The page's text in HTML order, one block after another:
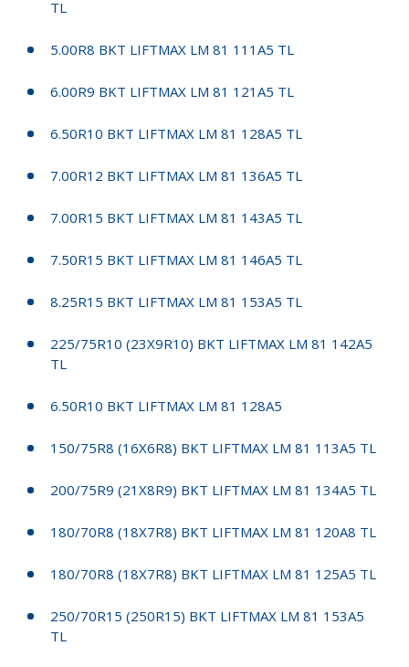
TL
5.00R8 BKT LIFTMAX LM 81 111A5 TL
6.00R9 BKT LIFTMAX LM 81 121A5 TL
6.50R10 BKT LIFTMAX LM 81 128A5 TL
7.00R12 BKT LIFTMAX LM 81 136A5 TL
7.00R15 BKT LIFTMAX LM 81 143A5 TL
7.50R15 BKT LIFTMAX LM 81 146A5 TL
8.25R15 BKT LIFTMAX LM 81 153A5 TL
225/75R10 (23X9R10) BKT LIFTMAX LM 81 142A5
TL
6.50R10 BKT LIFTMAX LM 81 128A5
150/75R8 (16X6R8) BKT LIFTMAX LM 81 113A5 TL
200/75R9 (21X8R9) BKT LIFTMAX LM 81 134A5 TL
180/70R8 (18X7R8) BKT LIFTMAX LM 81 120A8 TL
180/70R8 (18X7R8) BKT LIFTMAX LM 81 125A5 TL
250/70R15 (250R15) BKT LIFTMAX LM 81 153A5
TL